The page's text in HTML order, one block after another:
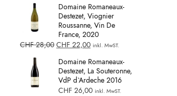
Domaine Romaneaux-
Destezet, Viognier
Roussanne, Vin De
France, 2020
CHF28,00 CHF 22,00 inkl. MwST.
Domaine Romaneaux-
Destezet, La Souteronne,
VdP d`Ardeche 2016
CHF 26,00 inkl. MwST.